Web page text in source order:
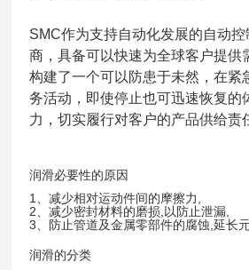
SMC作为支持自动化发展的自动
商，具备可以快速为全球客户提供
构建了一个可以防患于未然，在紧
务活动，即使停止也可迅速恢复的
力，切实履行对客户的产品供给责
润滑必要性的原因
1、减少相对运动件间的摩擦力,
2、减少密封材料的磨损,以防止泄漏,
3、防止管道及金属零部件的腐蚀,延长
润滑的分类